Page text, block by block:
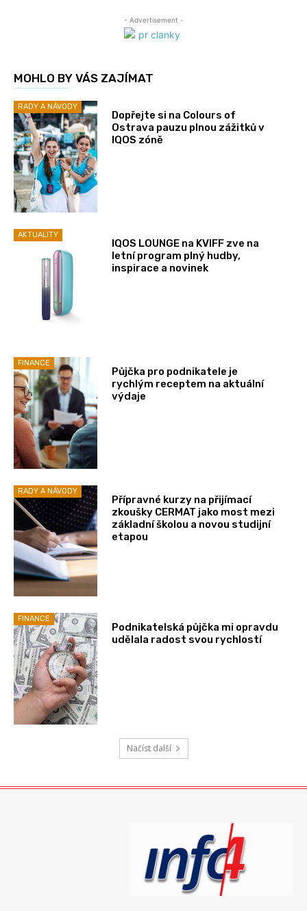
- Advertisement -
MOHLO BY VÁS ZAJÍMAT
RADY A NÁVODY
Dopřejte si na Colours of
Ostrava pauzu plnou zážitků v
IQOS zóně
AKTUALITY
IQOS LOUNGE na KVIFF zve na
letní program plný hudby,
inspirace a novinek
FINANCE
Půjčka pro podnikatele je
rychlým receptem na aktuální
výdaje
RADY A NÁVODY
Přípravné kurzy na přijímací
zkoušky CERMAT jako most mezi
základní školou a novou studijní
etapou
FINANCE
Podnikatelská půjčka mi opravdu
udělala radost svou rychlostí
Načíst další